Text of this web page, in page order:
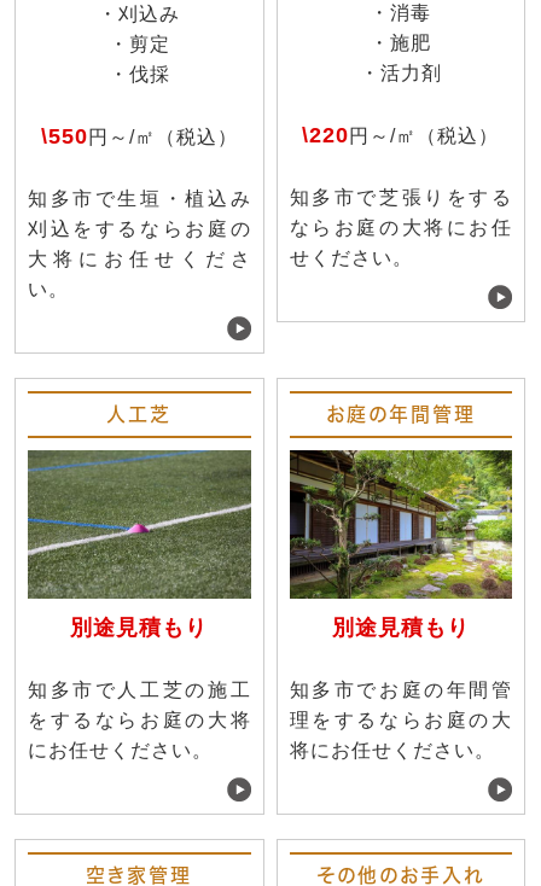
・刈込み
・剪定
・伐採
\550円～/㎡（税込）
知多市で生垣・植込み
刈込をするならお庭の
大将にお任せくださ
い。
・消毒
・施肥
・活力剤
\220円～/㎡（税込）
知多市で芝張りをする
ならお庭の大将にお任
せください。
人工芝
別途見積もり
知多市で人工芝の施工
をするならお庭の大将
にお任せください。
お庭の年間管理
別途見積もり
知多市でお庭の年間管
理をするならお庭の大
将にお任せください。
空き家管理 その他のお手入れ